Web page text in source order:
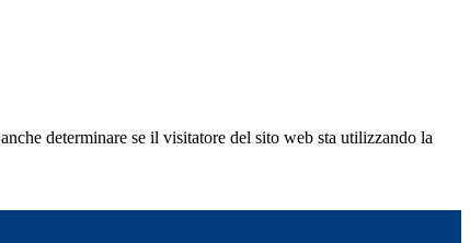
determinare se il visitatore del sito web sta utilizzando la